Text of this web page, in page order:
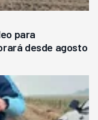
para
desde agosto